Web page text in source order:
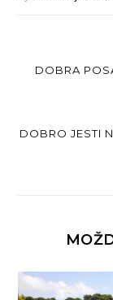
DOBRA
DOBRO JESTI